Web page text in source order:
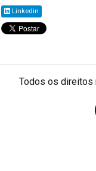
Linkedin
Todos os direitos